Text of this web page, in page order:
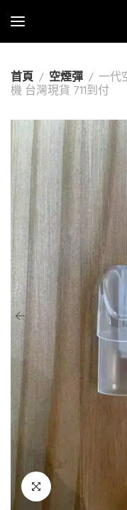
首頁 空煙彈 一代
機 台灣現貨 711到付